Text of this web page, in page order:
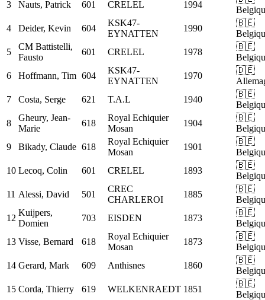
3 Nauts, Patrick 601 CRELEL 1994
4
Deider, Kevin 604
KSK47-
EYNATTEN
1990
🇧🇪
5
CM Battistelli,
Fausto
601 CRELEL 1978
🇧🇪
6
Hoffmann, Tim 604
KSK47-
EYNATTEN
1970
🇩🇪
7
Costa, Serge 621 T.A.L 1940
🇧🇪
8
Gheury, Jean-
Marie
618
Royal Echiquier
Mosan
1904
🇧🇪
9
Bikady, Claude 618
Royal Echiquier
Mosan
1901
🇧🇪
10 Lecoq, Colin 601 CRELEL 1893
🇧🇪
11 Alessi, David 501
CREC
CHARLEROI
1885
🇧🇪
12
Kuijpers,
Domien
703 EISDEN 1873
🇧🇪
13 Visse, Bernard 618
Royal Echiquier
Mosan
1873
🇧🇪
14 Gerard, Mark 609 Anthisnes 1860
🇧🇪
15 Corda, Thierry 619 WELKENRAEDT 1851
🇧🇪